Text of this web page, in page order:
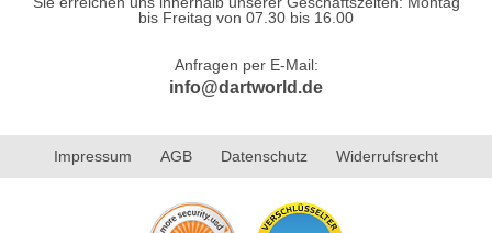
bis Freitag von 07.30 bis 16.00
Anfragen per E-Mail:
info@dartworld.de
Impressum AGB Datenschutz Widerrufsrecht